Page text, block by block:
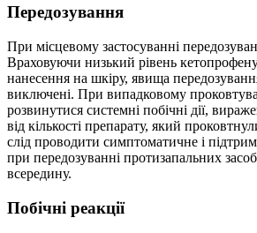
Передозування
При місцевому застосуванні
Враховуючи низький рівень кетопрофену
нанесення на шкіру, явища
виключені. При випадковому
розвинутися системні побічні дії,
від кількості препарату, який
слід проводити симптоматичне і
при передозуванні протизапальних
всередину.
Побічні реакції